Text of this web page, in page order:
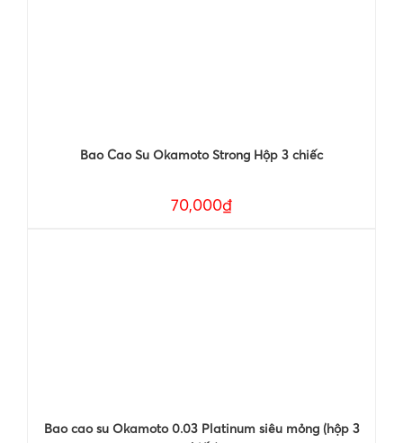
Bao Cao Su Okamoto Strong Hộp 3 chiếc
70,000₫
Bao cao su Okamoto 0.03 Platinum siêu mỏng (hộp 3